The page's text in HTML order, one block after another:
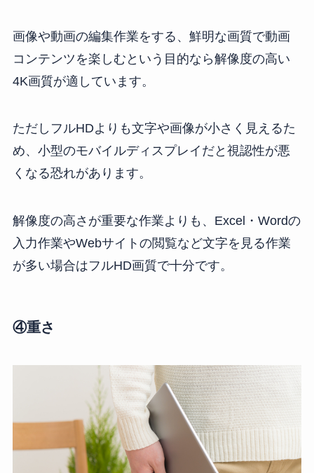
画像や動画の編集作業をする、鮮明な画質で動画
コンテンツを楽しむという目的なら解像度の高い
4K画質が適しています。
ただしフルHDよりも文字や画像が小さく見えるた
め、小型のモバイルディスプレイだと視認性が悪
くなる恐れがあります。
解像度の高さが重要な作業よりも、Excel・Wordの
入力作業やWebサイトの閲覧など文字を見る作業
が多い場合はフルHD画質で十分です。
④重さ